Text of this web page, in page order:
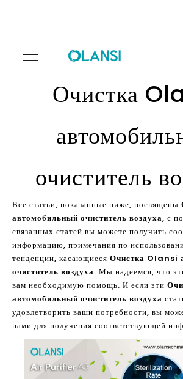
Очистка
очиститель
Все статьи, показанные ниже, посвящены
автомобильный очиститель воздуха, с
связанных статей вы можете получить
информацию, примечания по
тенденции, касающиеся Очистка Olansi
очиститель воздуха. Мы надеемся, что
вам необходимую помощь. И если эти
автомобильный очиститель воздуха
удовлетворить ваши потребности, вы
нами для получения соответствующей